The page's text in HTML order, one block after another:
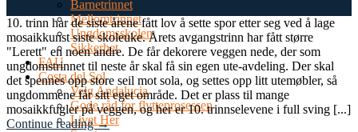
Barnetrinnet
Mellomtrinnet
Ungdomsskolen
Sikkerhet
FAU
Costa del Sol
Velg Andalucia
Gode råd for flytteprosessen
Livet Her
10. trinn har de siste årene fått lov å sette spor etter seg ved å lage
mosaikkunst siste skoleuke. Årets avgangstrinn har fått større
"Lerett" en noen andre. De får dekorere veggen nede, der som
ungdomstrinnet til neste år skal få sin egen ute-avdeling. Der skal
det spennes opp store seil mot sola, og settes opp litt utemøbler, så
ungdommene får sitt eget område. Det er plass til mange
mosaikkfugler på veggen, og her er 10. trinnselevene i full sving [...]
Continue reading→